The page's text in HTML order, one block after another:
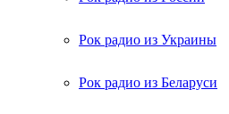
Рок радио из Украины
Рок радио из Беларуси